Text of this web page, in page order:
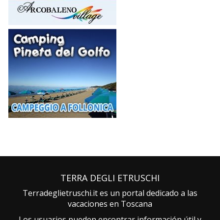
TERRA DEGLI ETRUSCHI
Terradeglietruschi.it es un portal dedicado a las
vacaciones en Toscana